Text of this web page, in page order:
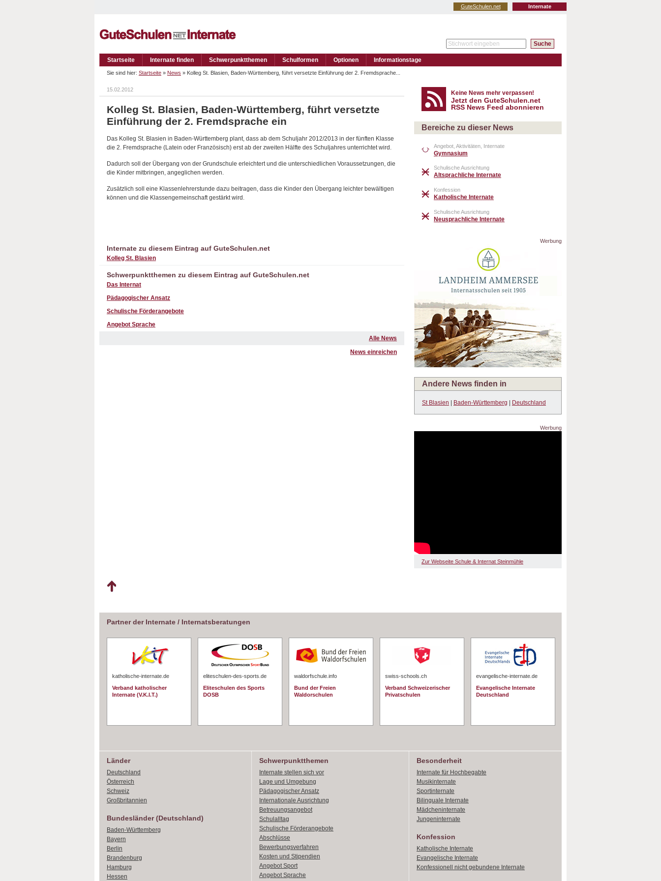
Internate
GuteSchulen.net
Startseite Internate finden Schwerpunktthemen Schulformen Optionen Informationstage
Sie sind hier: Startseite » News » Kolleg St. Blasien, Baden-Württemberg, führt versetzte Einführung der 2. Fremdsprache...
15.02.2012
Kolleg St. Blasien, Baden-Württemberg, führt versetzte
Einführung der 2. Fremdsprache ein
Das Kolleg St. Blasien in Baden-Württemberg plant, dass ab dem Schuljahr 2012/2013 in der fünften Klasse
die 2. Fremdsprache (Latein oder Französisch) erst ab der zweiten Hälfte des Schuljahres unterrichtet wird.
Dadurch soll der Übergang von der Grundschule erleichtert und die unterschiedlichen Voraussetzungen, die
die Kinder mitbringen, angeglichen werden.
Zusätzlich soll eine Klassenlehrerstunde dazu beitragen, dass die Kinder den Übergang leichter bewältigen
können und die Klassengemeinschaft gestärkt wird.
Internate zu diesem Eintrag auf GuteSchulen.net
Kolleg St. Blasien
Schwerpunktthemen zu diesem Eintrag auf GuteSchulen.net
Das Internat
Pädagogischer Ansatz
Schulische Förderangebote
Angebot Sprache
Alle News
News einreichen
Keine News mehr verpassen!
Jetzt den GuteSchulen.net
RSS News Feed abonnieren
Bereiche zu dieser News
Angebot, Aktivitäten, Internate
Gymnasium
Schulische Ausrichtung
Altsprachliche Internate
Konfession
Katholische Internate
Schulische Ausrichtung
Neusprachliche Internate
Werbung
Andere News finden in
St Blasien Baden-Württemberg Deutschland
Werbung
Zur Webseite Schule & Internat Steinmühle
Partner der Internate / Internatsberatungen
katholische-internate.de
Verband katholischer
Internate (V.K.I.T.)
eliteschulen-des-sports.de
Eliteschulen des Sports
DOSB
waldorfschule.info
Bund der Freien
Waldorschulen
swiss-schools.ch
Verband Schweizerischer
Privatschulen
evangelische-internate.de
Evangelische Internate
Deutschland
Länder
Deutschland
Österreich
Schweiz
Großbritannien
Bundesländer (Deutschland)
Baden-Württemberg
Bayern
Berlin
Brandenburg
Hamburg
Hessen
Schwerpunktthemen
Internate stellen sich vor
Lage und Umgebung
Pädagogischer Ansatz
Internationale Ausrichtung
Betreuungsangebot
Schulalltag
Schulische Förderangebote
Abschlüsse
Bewerbungsverfahren
Kosten und Stipendien
Angebot Sport
Angebot Sprache
Besonderheit
Internate für Hochbegabte
Musikinternate
Sportinternate
Bilinguale Internate
Mädcheninternate
Jungeninternate
Konfession
Katholische Internate
Evangelische Internate
Konfessionell nicht gebundene Internate